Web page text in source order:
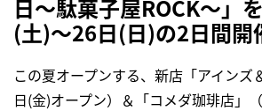
日～駄菓子屋ROCK～」
(土)～26日(日)の2日間開
この夏オープンする、新店「アインズ
日(金)オープン）＆「コメダ珈琲店」